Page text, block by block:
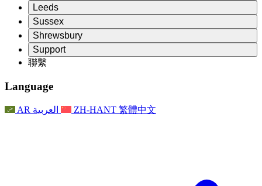
Review
評審主席
獨立審核小組
職權範圍
獨立審查最終報告
常見問題
For Families
最新消息
Leeds
Review
評審主席
獨立審核小組
職權範圍
聯繫
家庭心理支持
家庭更新
事件
Sussex
Review
評審主席
獨立審核小組
職權範圍
聯繫
For Families
家庭心理支持
家庭更新
Shrewsbury
Review
產科複查的職權範圍
Reports
獨立審查的最終報告
獨立審查報告的首次報告
For Families
Support
Leeds
Nottingham
家庭心理支援服務
心理健康危機支援
聯繫
Language
AR العربية ZH-HANT 繁體中文